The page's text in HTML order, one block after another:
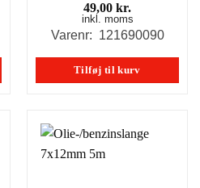
49,00 kr.
inkl. moms
Varenr: 121690090
Tilføj til kurv